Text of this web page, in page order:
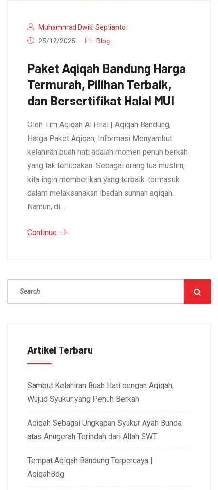
Muhammad Dwiki Septianto
25/12/2025
Blog
Paket Aqiqah Bandung Harga
Termurah, Pilihan Terbaik,
dan Bersertifikat Halal MUI
Oleh Tim Aqiqah Al Hilal | Aqiqah Bandung,
Harga Paket Aqiqah, Informasi Menyambut
kelahiran buah hati adalah momen penuh berkah
yang tak terlupakan. Sebagai orang tua muslim,
kita ingin memberikan yang terbaik, termasuk
dalam melaksanakan ibadah sunnah aqiqah.
Namun, di…
Continue
Artikel Terbaru
Sambut Kelahiran Buah Hati dengan Aqiqah,
Wujud Syukur yang Penuh Berkah
Aqiqah Sebagai Ungkapan Syukur Ayah Bunda
atas Anugerah Terindah dari Allah SWT
Tempat Aqiqah Bandung Terpercaya |
AqiqahBdg